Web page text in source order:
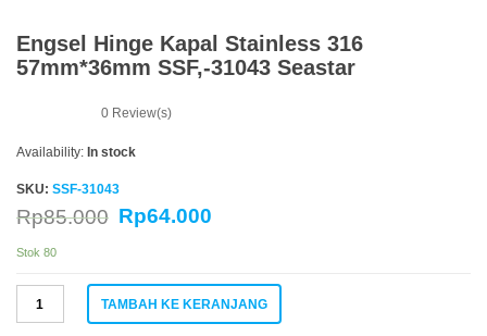
Engsel Hinge Kapal Stainless 316
57mm*36mm SSF,-31043 Seastar
0 Review(s)
Availability: In stock
SKU: SSF-31043
Rp85.000 Rp64.000
Stok 80
TAMBAH KE KERANJANG